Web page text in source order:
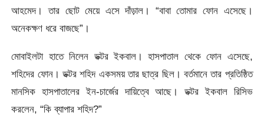
আহমেদ। তার ছোট মেয়ে এসে দাঁড়াল। “বাবা তোমার ফোন এসেছে।
অনেকক্ষণ ধরে বাজছে”।
মোবাইলটা হাতে নিলেন ডক্টর ইকবাল। হাসপাতাল থেকে ফোন এসেছে,
শহিদের ফোন। ডক্টর শহিদ একসময় তার ছাত্র ছিল। বর্তমানে তার প্রতিষ্ঠিত
মানসিক হাসপাতালের ইন-চার্জের দায়িত্বে আছে। ডক্টর ইকবাল রিসিভ
করলেন, “কি ব্যাপার শহিদ?”